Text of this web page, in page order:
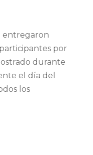
entregaron
por
durante
el día del
los